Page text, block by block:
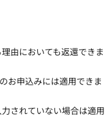
由においても返還できま
お申込みには適用できま
されていない場合は適用